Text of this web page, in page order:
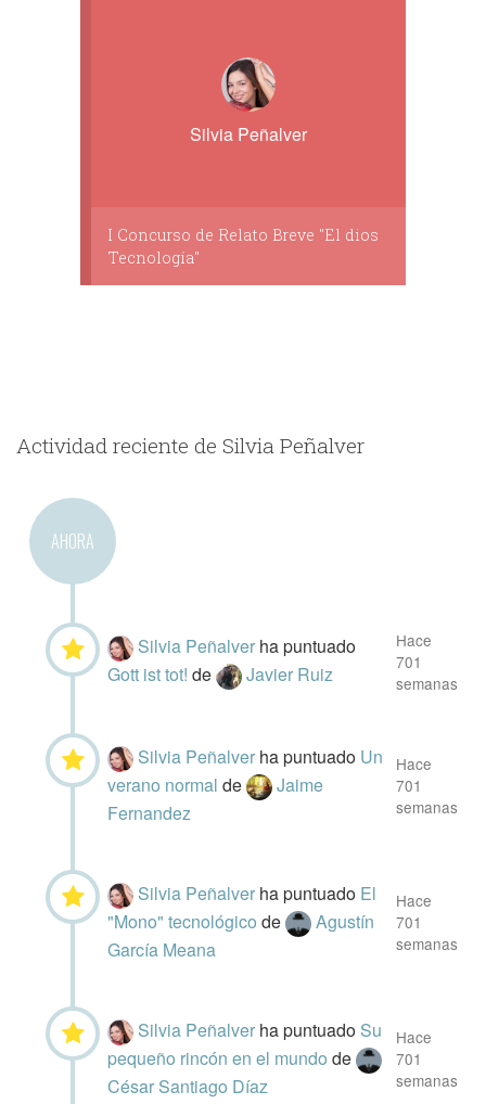
Silvia Peñalver
I Concurso de Relato Breve "El dios
Tecnología"
Actividad reciente de Silvia Peñalver
AHORA
Silvia Peñalver ha puntuado
Gott ist tot!de Javier Ruiz
Hace
701
semanas
Silvia Peñalver ha puntuado Un
verano normalde
Jaime
Fernandez
Hace
701
semanas
Silvia Peñalver ha puntuado El
"Mono" tecnológicode
Agustín
García Meana
Hace
701
semanas
Silvia Peñalver ha puntuado Su
pequeño rincón en el mundode
César Santiago Díaz
Hace
701
semanas